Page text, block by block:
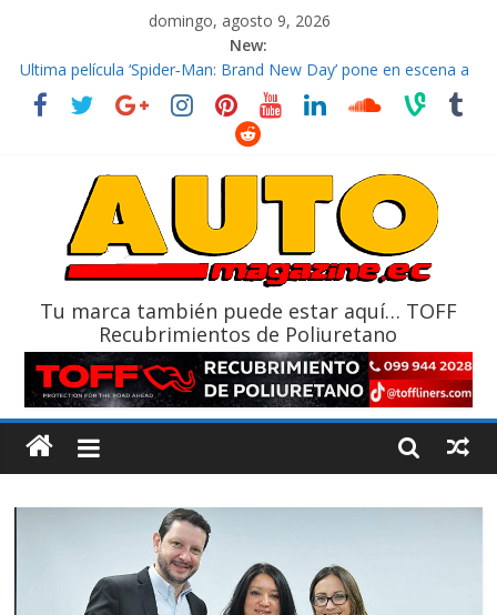
domingo, agosto 9, 2026
New:
El costo de tener un vehículo gana protagonismo a la hora de
decidir
Ultima película ‘Spider‑Man: Brand New Day’ pone en escena a
La Vuelta al Ecuador 2026, edición 47ª, recorre 7 provincias en 8
La FEDAK recibe 12 Sinotruk Bolden para cubrir las rutas de La
Tu marca también puede estar aquí… TOFF
Recubrimientos de Poliuretano